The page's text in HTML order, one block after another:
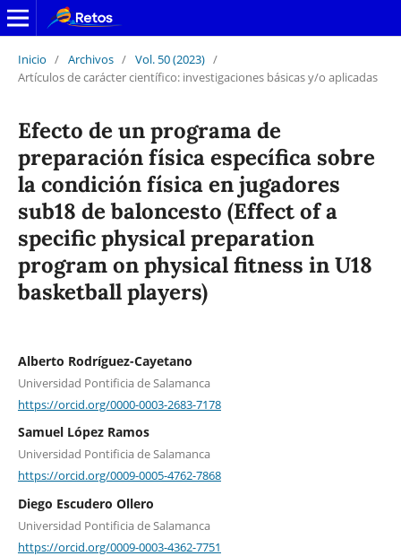
Inicio / Archivos / Vol. 50 (2023) /
Artículos de carácter científico: investigaciones básicas y/o aplicadas
Efecto de un programa de
preparación física específica sobre
la condición física en jugadores
sub18 de baloncesto (Effect of a
specific physical preparation
program on physical fitness in U18
basketball players)
Alberto Rodríguez-Cayetano
Universidad Pontificia de Salamanca
https://orcid.org/0000-0003-2683-7178
Samuel López Ramos
Universidad Pontificia de Salamanca
https://orcid.org/0009-0005-4762-7868
Diego Escudero Ollero
Universidad Pontificia de Salamanca
https://orcid.org/0009-0003-4362-7751